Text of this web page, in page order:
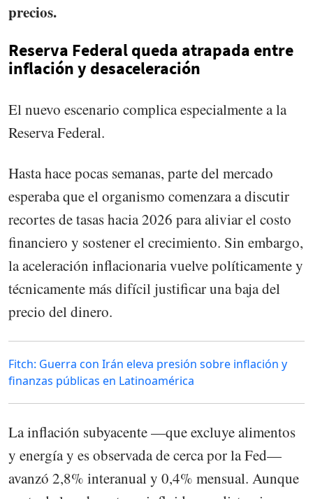
precios.
Reserva Federal queda atrapada entre
inflación y desaceleración
El nuevo escenario complica especialmente a la
Reserva Federal.
Hasta hace pocas semanas, parte del mercado
esperaba que el organismo comenzara a discutir
recortes de tasas hacia 2026 para aliviar el costo
financiero y sostener el crecimiento. Sin embargo,
la aceleración inflacionaria vuelve políticamente y
técnicamente más difícil justificar una baja del
precio del dinero.
Fitch: Guerra con Irán eleva presión sobre inflación y
finanzas públicas en Latinoamérica
La inflación subyacente —que excluye alimentos
y energía y es observada de cerca por la Fed—
avanzó 2,8% interanual y 0,4% mensual. Aunque